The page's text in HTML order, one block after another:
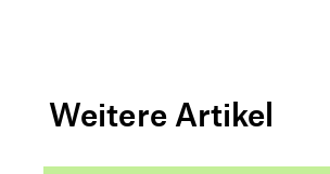
Weitere Artikel